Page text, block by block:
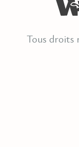
Tous droits